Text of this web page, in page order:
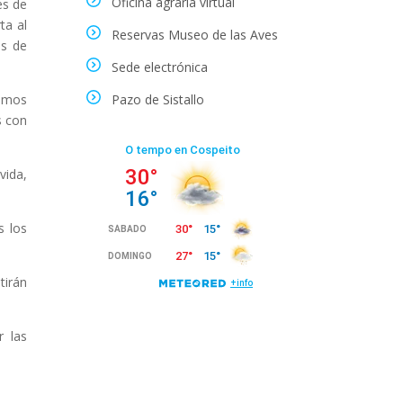
de
al
de
con
los
las
Reservas Museo de las Aves
Sede electrónica
Pazo de Sistallo